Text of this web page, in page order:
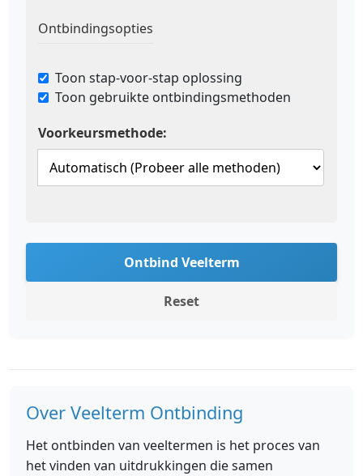
Ontbindingsopties
Toon stap-voor-stap oplossing
Toon gebruikte ontbindingsmethoden
Voorkeursmethode:
Ontbind Veelterm
Reset
Over Veelterm Ontbinding
Het ontbinden van veeltermen is het proces van
het vinden van uitdrukkingen die samen